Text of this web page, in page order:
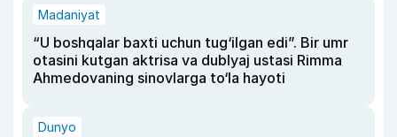
Madaniyat
“U boshqalar baxti uchun tug‘ilgan edi”. Bir umr
otasini kutgan aktrisa va dublyaj ustasi Rimma
Ahmedovaning sinovlarga to‘la hayoti
Dunyo